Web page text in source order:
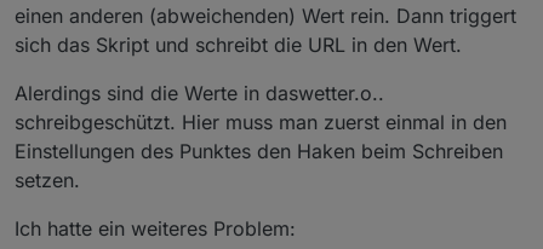
einen anderen (abweichenden) Wert rein. Dann triggert
sich das Skript und schreibt die URL in den Wert.
Alerdings sind die Werte in daswetter.o..
schreibgeschützt. Hier muss man zuerst einmal in den
Einstellungen des Punktes den Haken beim Schreiben
setzen.
Ich hatte ein weiteres Problem: